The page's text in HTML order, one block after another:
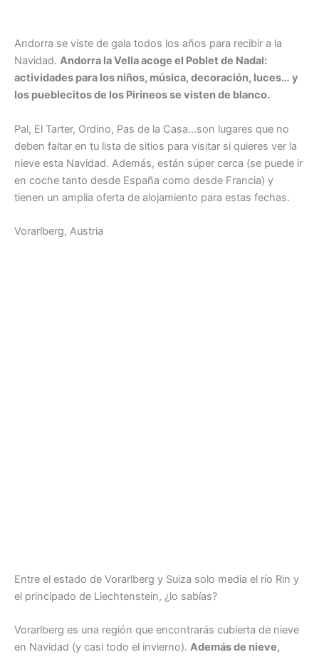
Andorra se viste de gala todos los años para recibir a la
Navidad. Andorra la Vella acoge el Poblet de Nadal:
actividades para los niños, música, decoración, luces… y
los pueblecitos de los Pirineos se visten de blanco.
Pal, El Tarter, Ordino, Pas de la Casa…son lugares que no
deben faltar en tu lista de sitios para visitar si quieres ver la
nieve esta Navidad. Además, están súper cerca (se puede ir
en coche tanto desde España como desde Francia) y
tienen un amplia oferta de alojamiento para estas fechas.
Vorarlberg, Austria
Entre el estado de Vorarlberg y Suiza solo media el río Rin y
el principado de Liechtenstein, ¿lo sabías?
Vorarlberg es una región que encontrarás cubierta de nieve
en Navidad (y casi todo el invierno). Además de nieve,